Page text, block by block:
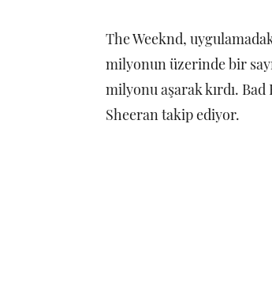
The Weeknd,
milyonun üzerinde bir
milyonu aşarak kırdı.
Sheeran takip ediyor.